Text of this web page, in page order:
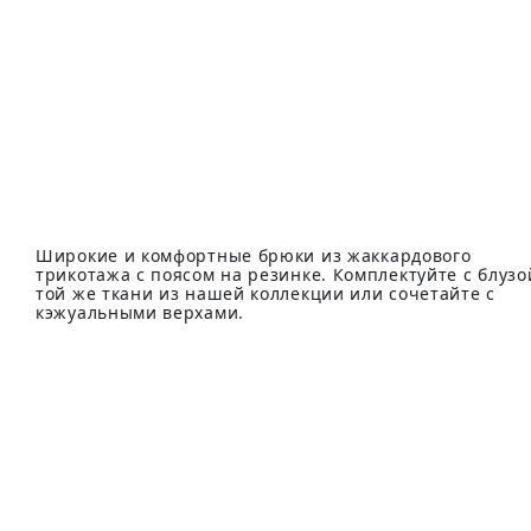
Широкие и комфортные брюки из жаккардового
трикотажа с поясом на резинке. Комплектуйте с
той же ткани из нашей коллекции или сочетайте с
кэжуальными верхами.